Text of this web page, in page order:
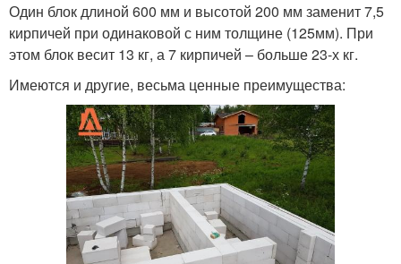
Один блок длиной 600 мм и высотой 200 мм заменит 7,5
кирпичей при одинаковой с ним толщине (125мм). При
этом блок весит 13 кг, а 7 кирпичей – больше 23-х кг.
Имеются и другие, весьма ценные преимущества: